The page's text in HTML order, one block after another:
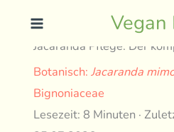
content
Vegan
Jacaranda Pflege: Der
Botanisch:Jacaranda
Bignoniaceae
Lesezeit: 8 Minuten ·